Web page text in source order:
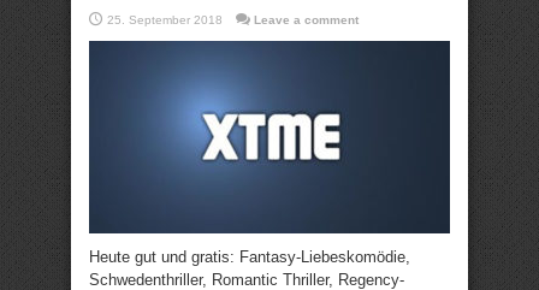
25. September 2018 Leave a comment
Heute gut und gratis: Fantasy-Liebeskomödie,
Schwedenthriller, Romantic Thriller, Regency-